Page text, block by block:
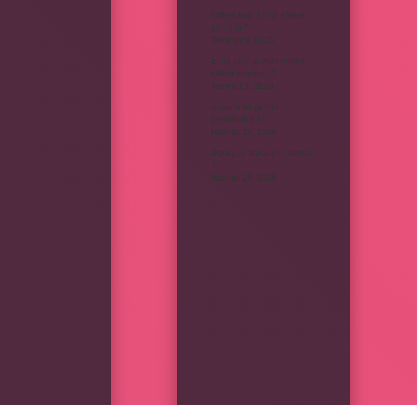
Göbek bağı hangi ağaca
gömülür ?
Temmuz 4, 2026
Elma satın alırken nelere
dikkat etmeliyiz ?
Temmuz 1, 2026
Amasra bir günde
gezilebilir mi ?
Haziran 30, 2026
Doneptin faydaları nelerdir
?
Haziran 20, 2026